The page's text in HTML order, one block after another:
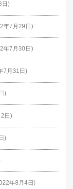
日)
年7月29日)
年7月30日)
7月31日)
)
日)
)
年8月4日)